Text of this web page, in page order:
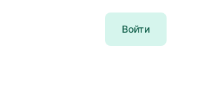
Войти